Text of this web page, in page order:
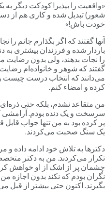
را بپذیر! کودکت دیگر به
تبدیل شده و کاری هم از
باش!»
گفتند که اگر بگذارم جانم را
شده و فرزندان بیشتری به
نجات بدهند، ولی بدون رضایت
که شوهر و خانواده‌ام رضایت
که انتخاب درست
و امضاء کنم.
متقاعد نشدم، بلکه حتی ذره‌ای
و یک دنده بودم. آرامشی
کرده بود به من تنها جواب قابل
سنگ صحبت می‌کردند.
به تلاش خود ادامه داده و
می‌کردند. من به دکتر
پر از اشک از او خواهش
بودم که نکند بدون اجازه
اکنون حتی بیشتر از قبل